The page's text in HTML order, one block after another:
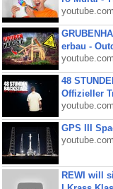
youtube.com
erbau -
youtube.com
48
Offizieller
youtube.com
GPS III
youtube.com
REWI will